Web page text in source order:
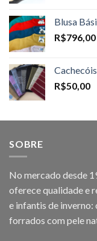
Blusa
R$796,00
R$50,00
SOBRE
No mercado desde
oferece qualidade e
e infantis de inverno:
forrados com pele